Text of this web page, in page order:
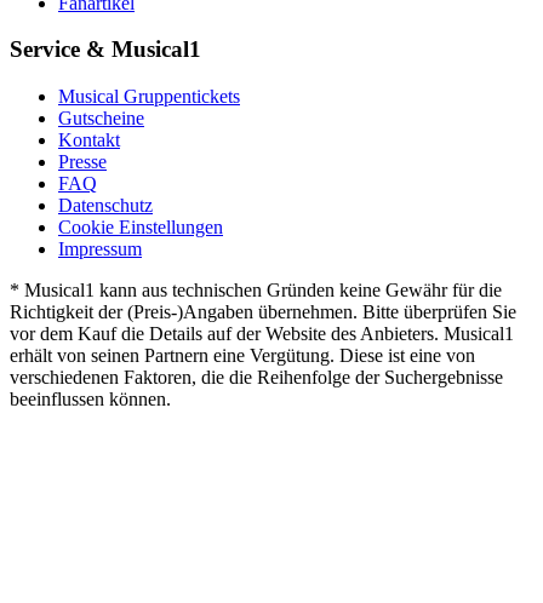
Service & Musical1
Musical Gruppentickets
Gutscheine
Kontakt
Presse
FAQ
Datenschutz
Cookie Einstellungen
Impressum
* Musical1 kann aus technischen Gründen keine Gewähr für die
Richtigkeit der (Preis-)Angaben übernehmen. Bitte überprüfen Sie
vor dem Kauf die Details auf der Website des Anbieters. Musical1
erhält von seinen Partnern eine Vergütung. Diese ist eine von
verschiedenen Faktoren, die die Reihenfolge der Suchergebnisse
beeinflussen können.